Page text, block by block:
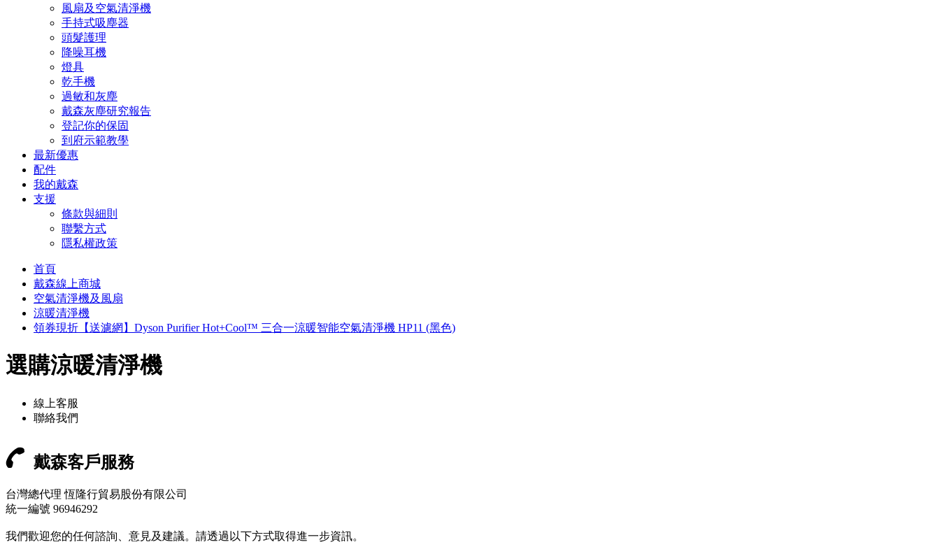
風扇及空氣清淨機
手持式吸塵器
頭髮護理
降噪耳機
燈具
乾手機
過敏和灰塵
戴森灰塵研究報告
登記你的保固
到府示範教學
最新優惠
配件
我的戴森
支援
條款與細則
聯繫方式
隱私權政策
首頁
戴森線上商城
空氣清淨機及風扇
涼暖清淨機
領券現折【送濾網】Dyson Purifier Hot+Cool™ 三合一涼暖智能空氣清淨機 HP11 (黑色)
選購涼暖清淨機
線上客服
聯絡我們
戴森客戶服務
台灣總代理 恆隆行貿易股份有限公司
統一編號 96946292
我們歡迎您的任何諮詢、意見及建議。請透過以下方式取得進一步資訊。